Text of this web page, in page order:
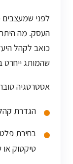
לפני שמעצבים
העסק. מה
כואב לקהל
שהמותג ייחרט
אסטרטגיה
הגדרת
בחירת
טיקטוק או